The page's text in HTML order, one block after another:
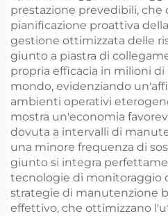
prestazione prevedibili, che
pianificazione proattiva
gestione ottimizzata delle
giunto a piastra di
propria efficacia in milioni
mondo, evidenziando
ambienti operativi
mostra un'economia
dovuta a intervalli di
una minore frequenza di
giunto si integra
tecnologie di monitoraggio
strategie di manutenzione
effettivo, che ottimizzano